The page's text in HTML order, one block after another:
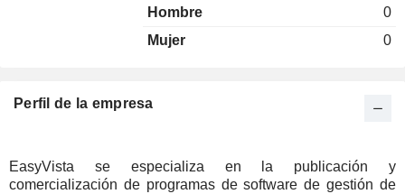
Hombre
0
Mujer
0
Perfil de la empresa
EasyVista se especializa en la publicación y
comercialización de programas de software de gestión de